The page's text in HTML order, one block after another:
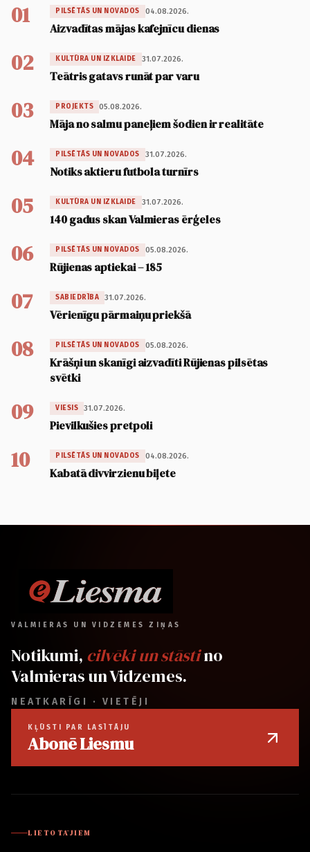
01 PILSĒTĀS UN NOVADOS 04.08.2026.
Aizvadītas mājas kafejnīcu dienas
02 KULTŪRA UN IZKLAIDE 31.07.2026.
Teātris gatavs runāt par varu
03 PROJEKTS 05.08.2026.
Māja no salmu paneļiem šodien ir realitāte
04 PILSĒTĀS UN NOVADOS 31.07.2026.
Notiks aktieru futbola turnīrs
05 KULTŪRA UN IZKLAIDE 31.07.2026.
140 gadus skan Valmieras ērģeles
06 PILSĒTĀS UN NOVADOS 05.08.2026.
Rūjienas aptiekai – 185
07 SABIEDRĪBA 31.07.2026.
Vērienīgu pārmaiņu priekšā
08 PILSĒTĀS UN NOVADOS 05.08.2026.
Krāšņi un skanīgi aizvadīti Rūjienas pilsētas
svētki
09 VIESIS 31.07.2026.
Pievilkušies pretpoli
10 PILSĒTĀS UN NOVADOS 04.08.2026.
Kabatā divvirzienu biļete
VALMIERAS UN VIDZEMES ZIŅAS
Notikumi, cilvēki un stāstino
Valmieras un Vidzemes.
NEATKARĪGI · VIETĒJI
KĻŪSTI PAR LASĪTĀJU
Abonē Liesmu
LIETOTĀJIEM